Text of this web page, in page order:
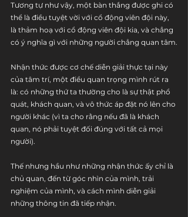
Tương tự như vậy, một bàn thắng được ghi có
thể là điều tuyệt vời với cổ động viên đội này,
là thảm hoạ với cổ động viên đội kia, và chẳng
có ý nghĩa gì với những người chẳng quan tâm.
Nhận thức được cơ chế diễn giải thực tại này
của tâm trí, một điều quan trọng mình rút ra
là: có những thứ ta thường cho là sự thật phổ
quát, khách quan, và vô thức áp đặt nó lên cho
người khác (vì ta cho rằng nếu đã là khách
quan, nó phải tuyệt đối đúng với tất cả mọi
người).
Thế nhưng hầu như những nhận thức ấy chỉ là
chủ quan, đến từ góc nhìn của mình, trải
nghiệm của mình, và cách mình diễn giải
những thông tin đã tiếp nhận.